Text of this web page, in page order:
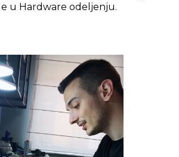
u Hardware odeljenju.